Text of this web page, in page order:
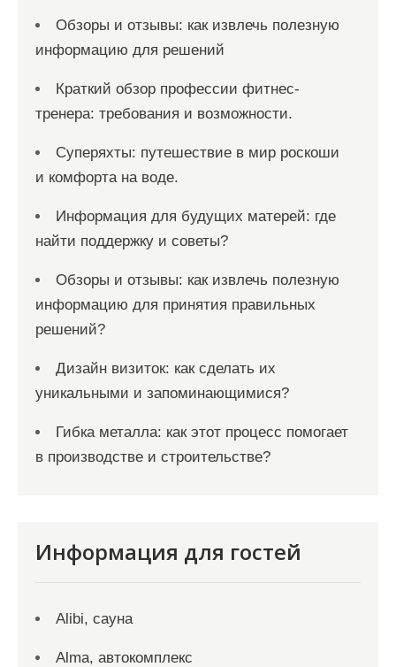
Обзоры и отзывы: как извлечь полезную
информацию для решений
Краткий обзор профессии фитнес-
тренера: требования и возможности.
Суперяхты: путешествие в мир роскоши
и комфорта на воде.
Информация для будущих матерей: где
найти поддержку и советы?
Обзоры и отзывы: как извлечь полезную
информацию для принятия правильных
решений?
Дизайн визиток: как сделать их
уникальными и запоминающимися?
Гибка металла: как этот процесс помогает
в производстве и строительстве?
Информация для гостей
Alibi, сауна
Alma, автокомплекс